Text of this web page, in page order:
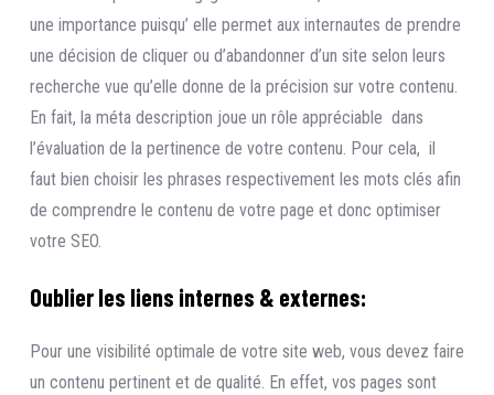
une importance puisqu’ elle permet aux internautes de prendre
une décision de cliquer ou d’abandonner d’un site selon leurs
recherche vue qu’elle donne de la précision sur votre contenu.
En fait, la méta description joue un rôle appréciable dans
l’évaluation de la pertinence de votre contenu. Pour cela, il
faut bien choisir les phrases respectivement les mots clés afin
de comprendre le contenu de votre page et donc optimiser
votre SEO.
Oublier les liens internes & externes:
Pour une visibilité optimale de votre site web, vous devez faire
un contenu pertinent et de qualité. En effet, vos pages sont